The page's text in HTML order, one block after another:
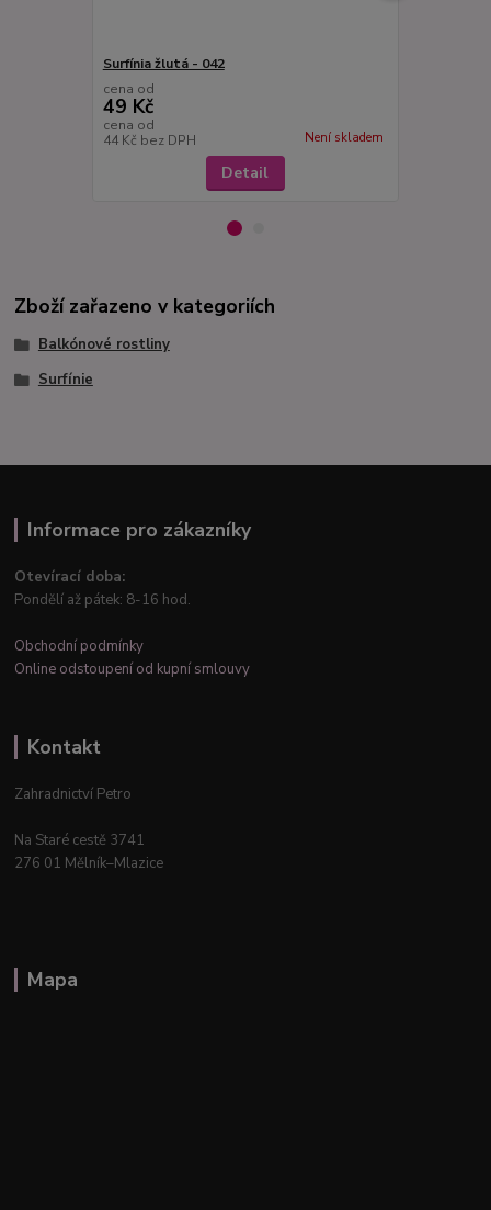
Surfínia žlutá - 042
cena od
49 Kč
cena od
44 Kč bez DPH Není skladem
Detail
Zboží zařazeno v kategoriích
Balkónové rostliny
Surfínie
Informace pro zákazníky
Otevírací doba:
Pondělí až pátek: 8-16 hod.
Obchodní podmínky
Online odstoupení od kupní smlouvy
Kontakt
Zahradnictví Petro
Na Staré cestě 3741
276 01 Mělník–Mlazice
Mapa